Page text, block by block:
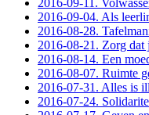
2016-09-11.
2016-09-04. Als
2016-08-28.
2016-08-21. Zorg dat
2016-08-14. Een
2016-08-07. Ruimte
2016-07-31. Alles is
2016-07-24.